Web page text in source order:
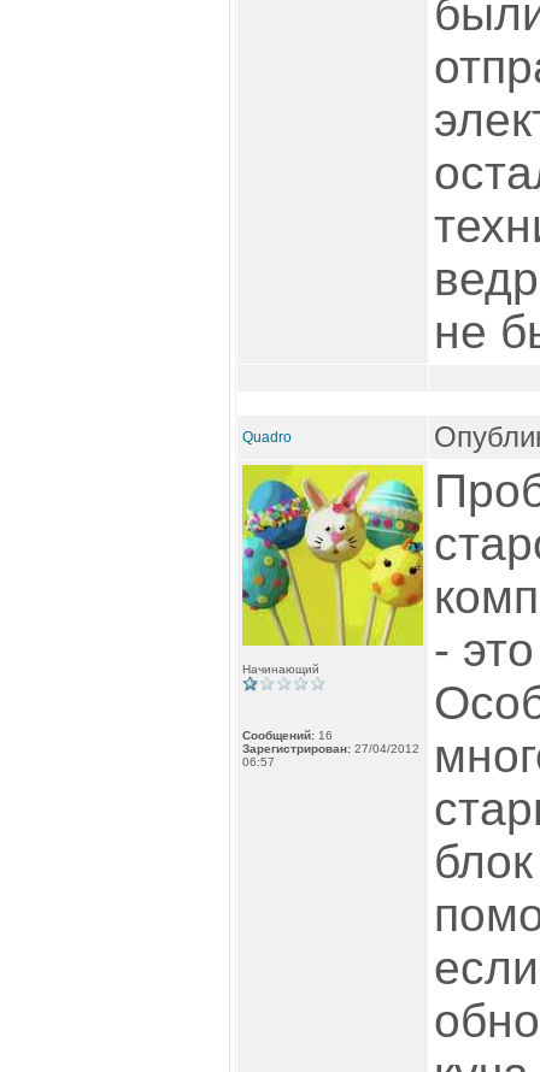
не
Quadro
Начинающий
Сообщений: 16
Зарегистрирован: 27/04/2012
06:57
-